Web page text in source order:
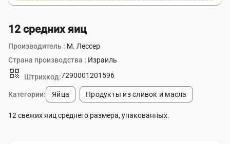
12 средних яиц
Производитель : М. Лессер
Страна производства : Израиль
qr_code Штрихкод:7290001201596
Категории: Яйца Продукты из сливок и масла
12 свежих яиц среднего размера, упакованных.